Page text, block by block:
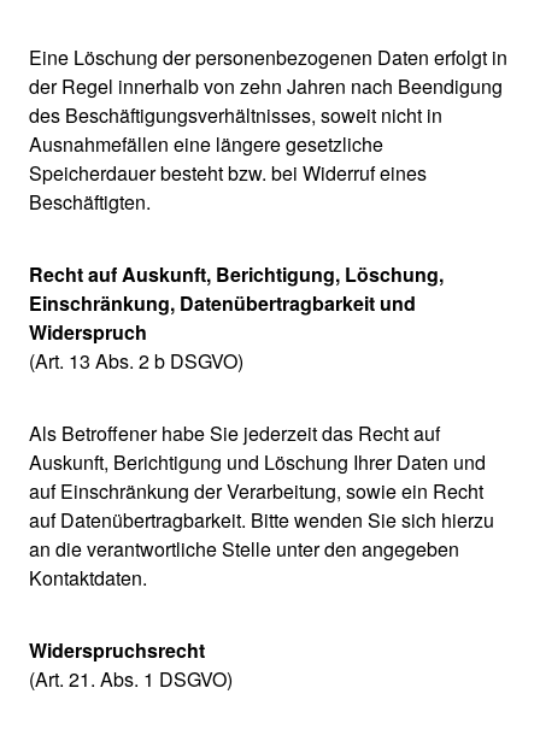
Eine Löschung der personenbezogenen Daten erfolgt in
der Regel innerhalb von zehn Jahren nach Beendigung
des Beschäftigungsverhältnisses, soweit nicht in
Ausnahmefällen eine längere gesetzliche
Speicherdauer besteht bzw. bei Widerruf eines
Beschäftigten.
Recht auf Auskunft, Berichtigung, Löschung,
Einschränkung, Datenübertragbarkeit und
Widerspruch
(Art. 13 Abs. 2 b DSGVO)
Als Betroffener habe Sie jederzeit das Recht auf
Auskunft, Berichtigung und Löschung Ihrer Daten und
auf Einschränkung der Verarbeitung, sowie ein Recht
auf Datenübertragbarkeit. Bitte wenden Sie sich hierzu
an die verantwortliche Stelle unter den angegeben
Kontaktdaten.
Widerspruchsrecht
(Art. 21. Abs. 1 DSGVO)